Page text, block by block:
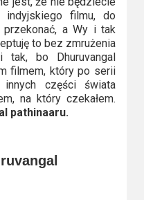
indyjskiego filmu, do
a Wy i tak
to bez zmrużenia
bo Dhuruvangal
filmem, który po serii
części świata
na który czekałem.
pathinaaru.